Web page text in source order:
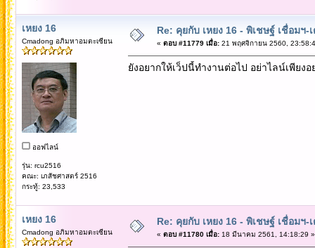
เหยง 16
Cmadong อภิมหาอมตะเซียน
ออฟไลน์
รุ่น: rcu2516
คณะ: เภสัชศาสตร์ 2516
กระทู้: 23,533
Re: คุยกับ เหยง 16 - พิเชษฐ์ เชื่อมฯ
« ตอบ #11779 เมื่อ:21 พฤศจิกายน 2560,
ยังอยากให้เว็ปนี้ทำงานต่อไป อย่าไลน์เพียงอ
เหยง 16
Cmadong อภิมหาอมตะเซียน
Re: คุยกับ เหยง 16 - พิเชษฐ์ เชื่อมฯ
« ตอบ #11780 เมื่อ:18 มีนาคม 2561, 14:18:29 »